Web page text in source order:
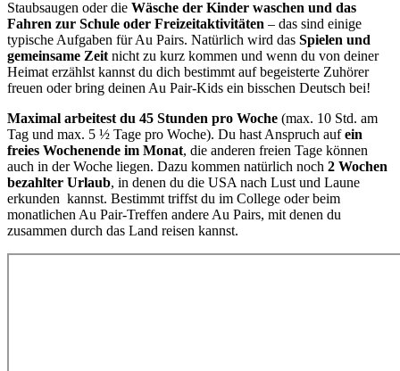
Staubsaugen oder die Wäsche der Kinder waschen und das
Fahren zur Schule oder Freizeitaktivitäten – das sind einige
typische Aufgaben für Au Pairs. Natürlich wird das Spielen und
gemeinsame Zeit nicht zu kurz kommen und wenn du von deiner
Heimat erzählst kannst du dich bestimmt auf begeisterte Zuhörer
freuen oder bring deinen Au Pair-Kids ein bisschen Deutsch bei!
Maximal arbeitest du 45 Stunden pro Woche (max. 10 Std. am
Tag und max. 5 ½ Tage pro Woche). Du hast Anspruch aufein
freies Wochenende im Monat, die anderen freien Tage können
auch in der Woche liegen. Dazu kommen natürlich noch 2 Wochen
bezahlter Urlaub, in denen du die USA nach Lust und Laune
erkunden kannst. Bestimmt triffst du im College oder beim
monatlichen Au Pair-Treffen andere Au Pairs, mit denen du
zusammen durch das Land reisen kannst.